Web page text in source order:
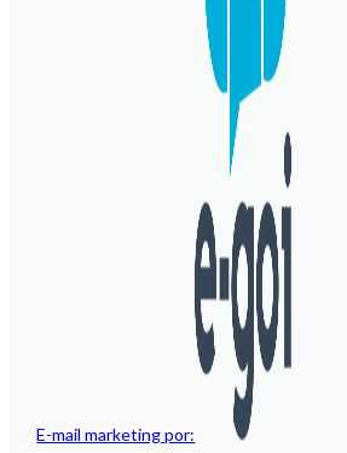
E-mail marketing por: